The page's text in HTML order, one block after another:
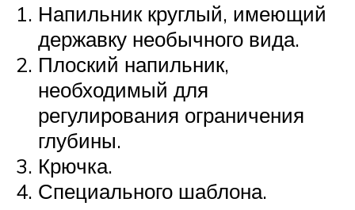
Напильник круглый, имеющий
державку необычного вида.
Плоский напильник,
необходимый для
регулирования ограничения
глубины.
Крючка.
Специального шаблона.